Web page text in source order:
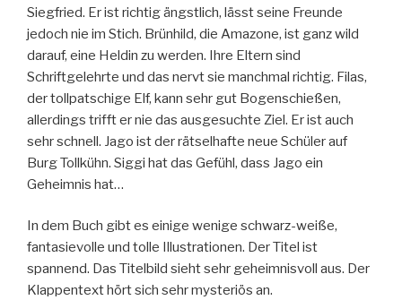
Siegfried. Er ist richtig ängstlich, lässt seine Freunde
jedoch nie im Stich. Brünhild, die Amazone, ist ganz wild
darauf, eine Heldin zu werden. Ihre Eltern sind
Schriftgelehrte und das nervt sie manchmal richtig. Filas,
der tollpatschige Elf, kann sehr gut Bogenschießen,
allerdings trifft er nie das ausgesuchte Ziel. Er ist auch
sehr schnell. Jago ist der rätselhafte neue Schüler auf
Burg Tollkühn. Siggi hat das Gefühl, dass Jago ein
Geheimnis hat…
In dem Buch gibt es einige wenige schwarz-weiße,
fantasievolle und tolle Illustrationen. Der Titel ist
spannend. Das Titelbild sieht sehr geheimnisvoll aus. Der
Klappentext hört sich sehr mysteriös an.